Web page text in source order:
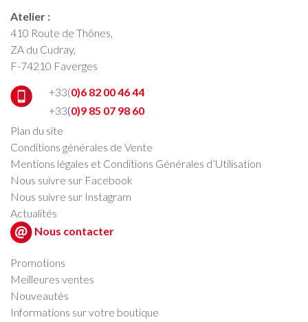
Atelier :
410 Route de Thônes,
ZA du Cudray,
F-74210 Faverges
+33(0)6 82 00 46 44
+33(0)9 85 07 98 60
Plan du site
Conditions générales de Vente
Mentions légales et Conditions Générales d’Utilisation
Nous suivre sur Facebook
Nous suivre sur Instagram
Actualités
Nous contacter
Promotions
Meilleures ventes
Nouveautés
Informations sur votre boutique